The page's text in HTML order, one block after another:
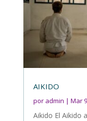
AIKIDO
por admin | Mar
Aikido El Aikido